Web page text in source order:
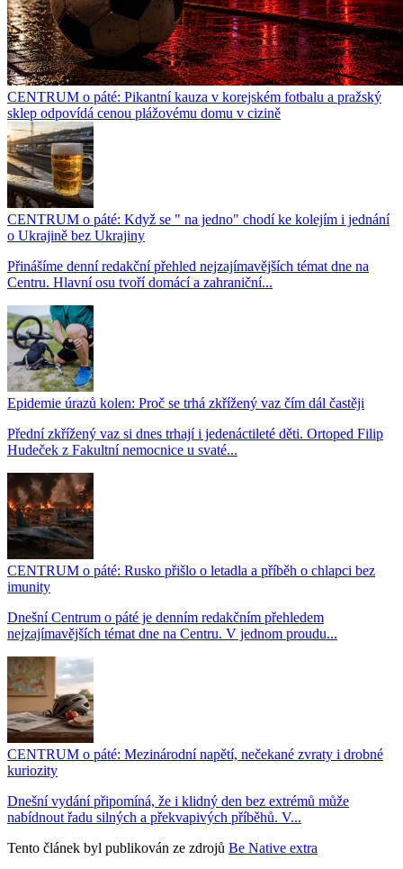
CENTRUM o páté: Pikantní kauza v korejském fotbalu a pražský
sklep odpovídá cenou plážovému domu v cizině
CENTRUM o páté: Když se " na jedno" chodí ke kolejím i jednání
o Ukrajině bez Ukrajiny
Přinášíme denní redakční přehled nejzajímavějších témat dne na
Centru. Hlavní osu tvoří domácí a zahraniční...
Epidemie úrazů kolen: Proč se trhá zkřížený vaz čím dál častěji
Přední zkřížený vaz si dnes trhají i jedenáctileté děti. Ortoped Filip
Hudeček z Fakultní nemocnice u svaté...
CENTRUM o páté: Rusko přišlo o letadla a příběh o chlapci bez
imunity
Dnešní Centrum o páté je denním redakčním přehledem
nejzajímavějších témat dne na Centru. V jednom proudu...
CENTRUM o páté: Mezinárodní napětí, nečekané zvraty i drobné
kuriozity
Dnešní vydání připomíná, že i klidný den bez extrémů může
nabídnout řadu silných a překvapivých příběhů. V...
Tento článek byl publikován ze zdrojů Be Native extra